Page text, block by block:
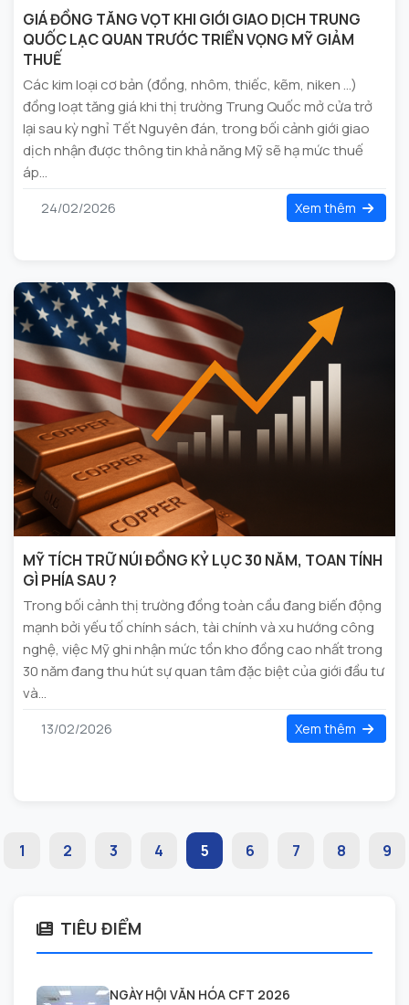
GIÁ ĐỒNG TĂNG VỌT KHI GIỚI GIAO DỊCH TRUNG
QUỐC LẠC QUAN TRƯỚC TRIỂN VỌNG MỸ GIẢM
THUẾ
Các kim loại cơ bản (đồng, nhôm, thiếc, kẽm, niken …)
đồng loạt tăng giá khi thị trường Trung Quốc mở cửa trở
lại sau kỳ nghỉ Tết Nguyên đán, trong bối cảnh giới giao
dịch nhận được thông tin khả năng Mỹ sẽ hạ mức thuế
áp...
24/02/2026 Xem thêm
MỸ TÍCH TRỮ NÚI ĐỒNG KỶ LỤC 30 NĂM, TOAN TÍNH
GÌ PHÍA SAU ?
Trong bối cảnh thị trường đồng toàn cầu đang biến động
mạnh bởi yếu tố chính sách, tài chính và xu hướng công
nghệ, việc Mỹ ghi nhận mức tồn kho đồng cao nhất trong
30 năm đang thu hút sự quan tâm đặc biệt của giới đầu tư
và...
13/02/2026 Xem thêm
1 2 3 4 5 6 7 8 9
TIÊU ĐIỂM
NGÀY HỘI VĂN HÓA CFT 2026